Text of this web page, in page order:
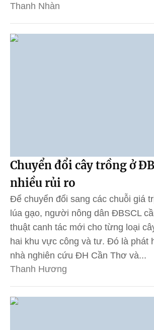
Thanh Nhàn
Chuyển đổi cây trồng ở
nhiều rủi ro
Để chuyển đổi sang các chuỗi giá
lúa gạo, người nông dân ĐBSCL
thuật canh tác mới cho từng loại
hai khu vực công và tư. Đó là phát
nhà nghiên cứu ĐH Cần Thơ và...
Thanh Hương